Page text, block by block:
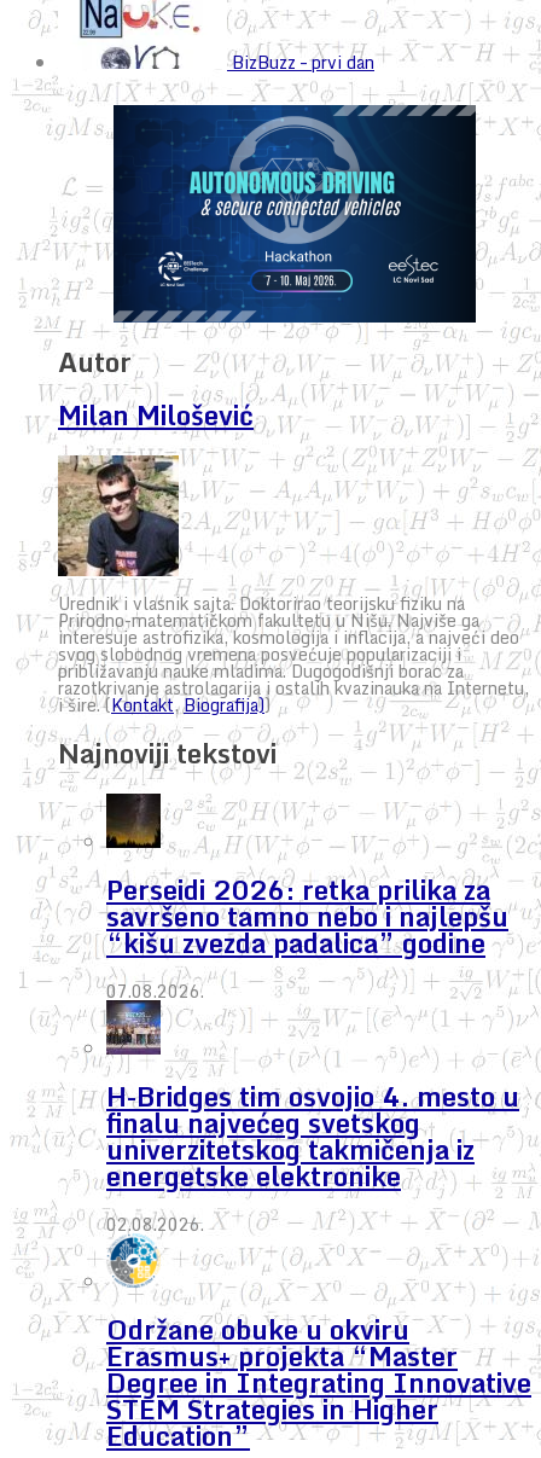
BizBuzz – prvi dan
Autor
Milan Milošević
Urednik i vlasnik sajta. Doktorirao teorijsku fiziku na
Prirodno-matematičkom fakultetu u Nišu. Najviše ga
interesuje astrofizika, kosmologija i inflacija, a najveći deo
svog slobodnog vremena posvećuje popularizaciji i
približavanju nauke mladima. Dugogodišnji borac za
razotkrivanje astrolagarija i ostalih kvazinauka na Internetu,
i šire. (Kontakt,Biografija))
Najnoviji tekstovi
Perseidi 2026: retka prilika za
savršeno tamno nebo i najlepšu
“kišu zvezda padalica” godine
07.08.2026.
H-Bridges tim osvojio 4. mesto u
finalu najvećeg svetskog
univerzitetskog takmičenja iz
energetske elektronike
02.08.2026.
Održane obuke u okviru
Erasmus+ projekta “Master
Degree in Integrating Innovative
STEM Strategies in Higher
Education”